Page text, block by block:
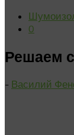
0
Решаем
- Василий